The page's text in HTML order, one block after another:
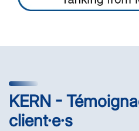
KERN -
client·e·s